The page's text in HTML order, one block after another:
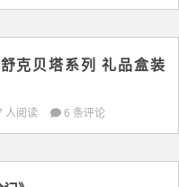
克贝塔系列 礼品盒装
人阅读 6 条评论